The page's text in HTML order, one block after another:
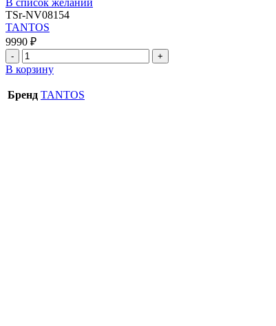
В список желаний
TSr-NV08154
TANTOS
9990 ₽
В корзину
Бренд TANTOS